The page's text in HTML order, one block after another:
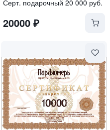
Серт. подарочный 20 000 руб.
20000₽